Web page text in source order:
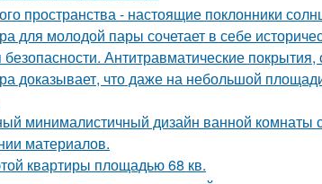
пространства - настоящие поклонники
для молодой пары сочетает в себе
Антитравматические покрытия,
доказывает, что даже на небольшой
минималистичный дизайн ванной комнаты
материалов.
квартиры площадью 68 кв.